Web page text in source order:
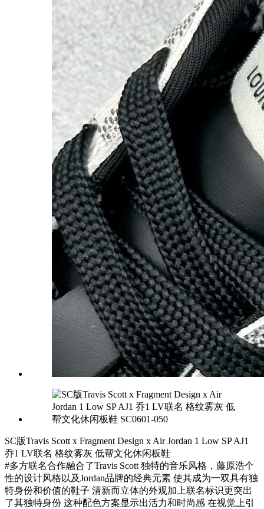
SC版Travis Scott x Fragment Design x Air Jordan 1 Low SP AJ1
乔1 LV联名 格纹雾灰 低帮文化休闲板鞋
#多方联名合作融合了Travis Scott 独特的音乐风格，藤原浩个
性的设计风格以及Jordan品牌的经典元素 使其成为一双具有独
特身份和价值的鞋子 清新而立体的外观加上联名标识更突出
了其独特身份 这种配色方案显示出活力和时尚感 在视觉上引